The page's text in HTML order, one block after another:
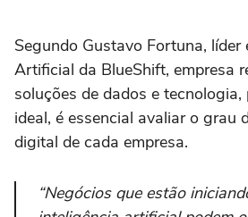
Segundo Gustavo Fortuna, líder
Artificial da BlueShift, empresa
soluções de dados e
ideal, é essencial avaliar o grau
digital de cada empresa.
“Negócios que estão